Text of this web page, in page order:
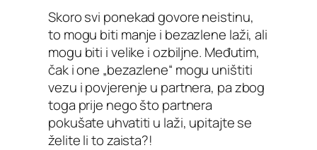
Skoro svi ponekad govore neistinu,
to mogu biti manje i bezazlene laži, ali
mogu biti i velike i ozbiljne. Međutim,
čak i one „bezazlene“ mogu uništiti
vezu i povjerenje u partnera, pa zbog
toga prije nego što partnera
pokušate uhvatiti u laži, upitajte se
želite li to zaista?!